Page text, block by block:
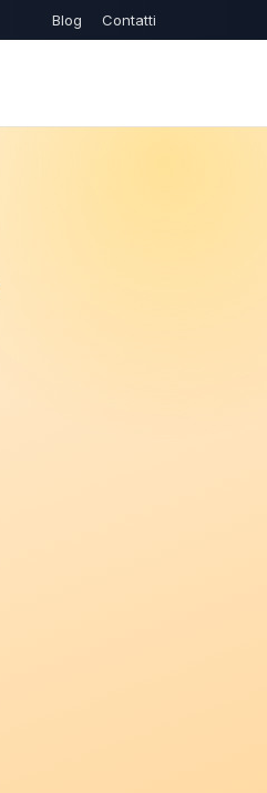
Blog Contatti